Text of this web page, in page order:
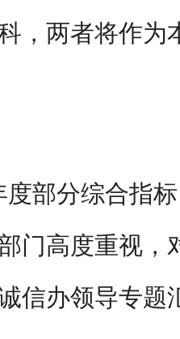
，两者将作为
度部分综合指
门高度重视，
信办领导专题